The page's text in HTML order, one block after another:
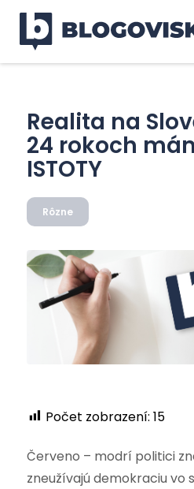
Realita na
24 rokoch
ISTOTY
Rôzne
Počet zobrazení: 15
Červeno – modrí politici
zneužívajú demokraciu vo